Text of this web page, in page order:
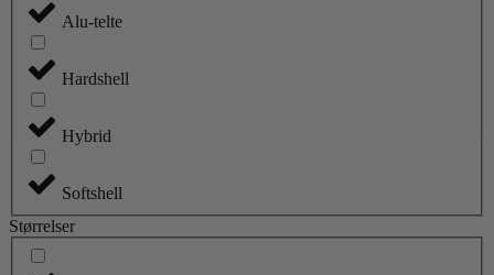
Alu-telte
Hardshell
Hybrid
Softshell
Størrelser